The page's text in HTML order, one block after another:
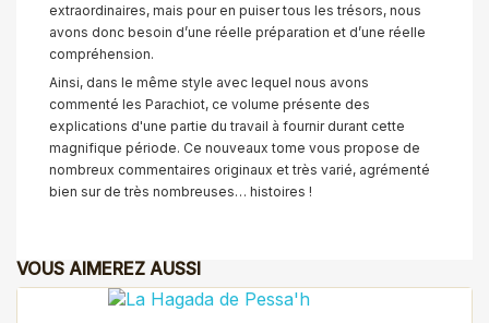
extraordinaires, mais pour en puiser tous les trésors, nous
avons donc besoin d’une réelle préparation et d’une réelle
compréhension.
Ainsi, dans le même style avec lequel nous avons
commenté les Parachiot, ce volume présente des
explications d'une partie du travail à fournir durant cette
magnifique période. Ce nouveaux tome vous propose de
nombreux commentaires originaux et très varié, agrémenté
bien sur de très nombreuses… histoires !
VOUS AIMEREZ AUSSI